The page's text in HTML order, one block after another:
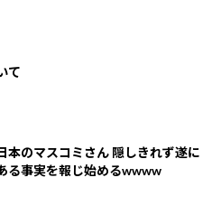
て
本のマスコミさん 隠しきれず遂に
る事実を報じ始めるwwww